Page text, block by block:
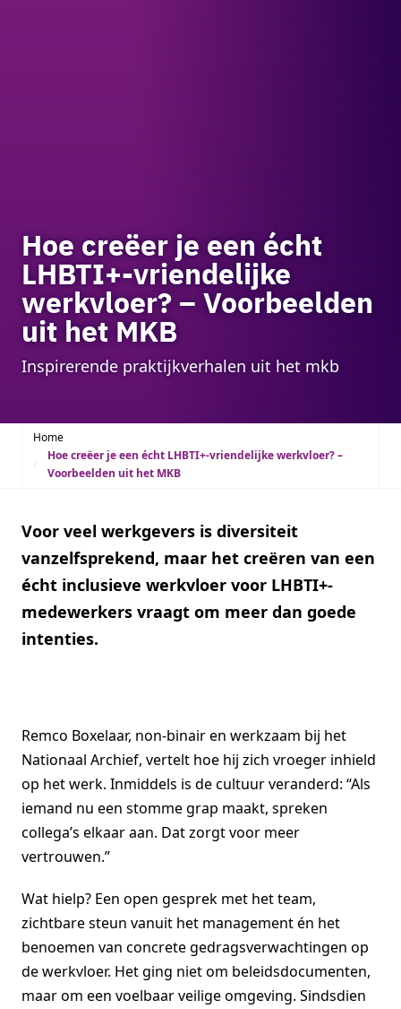
Hoe creëer je een écht
LHBTI+-vriendelijke
werkvloer? – Voorbeelden
uit het MKB
Inspirerende praktijkverhalen uit het mkb
Home
Hoe creëer je een écht LHBTI+-vriendelijke werkvloer? –
Voorbeelden uit het MKB
Voor veel werkgevers is diversiteit
vanzelfsprekend, maar het creëren van een
écht inclusieve werkvloer voor LHBTI+-
medewerkers vraagt om meer dan goede
intenties.
Remco Boxelaar, non-binair en werkzaam bij het
Nationaal Archief, vertelt hoe hij zich vroeger inhield
op het werk. Inmiddels is de cultuur veranderd: “Als
iemand nu een stomme grap maakt, spreken
collega’s elkaar aan. Dat zorgt voor meer
vertrouwen.”
Wat hielp? Een open gesprek met het team,
zichtbare steun vanuit het management én het
benoemen van concrete gedragsverwachtingen op
de werkvloer. Het ging niet om beleidsdocumenten,
maar om een voelbaar veilige omgeving. Sindsdien